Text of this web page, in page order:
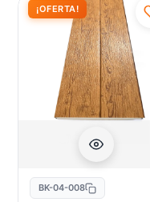
¡OFERTA!
BK-04-008